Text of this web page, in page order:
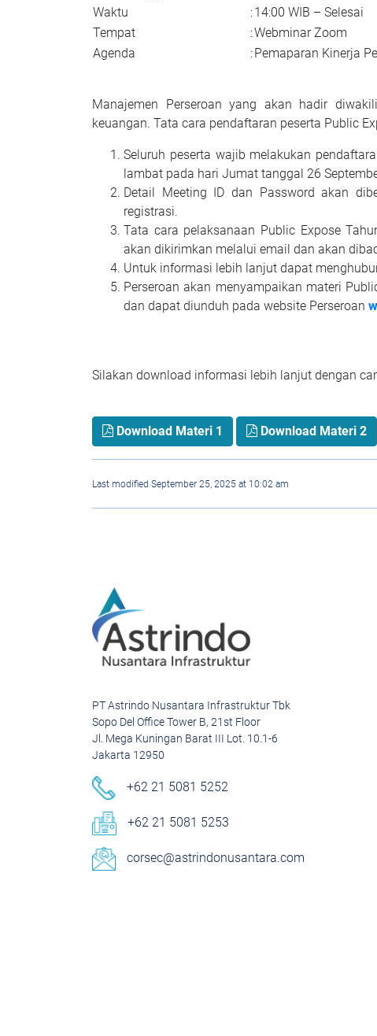
Waktu
:14:00 WIB – Selesai
Tempat
:Webminar Zoom
Agenda
:Pemaparan Kinerja
Manajemen Perseroan yang akan hadir
keuangan. Tata cara pendaftaran peserta Public
Seluruh peserta wajib melakukan
lambat pada hari Jumat tanggal 26
Detail Meeting ID dan Password akan
registrasi.
Tata cara pelaksanaan Public Expose
akan dikirimkan melalui email dan akan
Untuk informasi lebih lanjut dapat
Perseroan akan menyampaikan materi
dan dapat diunduh pada website Perseroan
Silakan download informasi lebih lanjut dengan
Download Materi 1 Download Materi 2
Last modified September 25, 2025 at 10:02 am
PT Astrindo Nusantara Infrastruktur Tbk
Sopo Del Office Tower B, 21st Floor
Jl. Mega Kuningan Barat III Lot. 10.1-6
Jakarta 12950
+62 21 5081 5252
+62 21 5081 5253
corsec@astrindonusantara.com